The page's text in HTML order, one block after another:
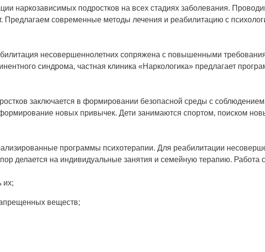
наркозависимых подростков на всех стадиях заболевания.
Предлагаем современные методы лечения и реабилитацию с
несовершеннолетних сопряжена с повышенными
синдрома, частная клиника «Наркологика» предлагает
заключается в формировании безопасной среды с соблюдением
новых привычек. Дети занимаются спортом, поиском
программы психотерапии. Для реабилитации
делается на индивидуальные занятия и семейную терапию. Работа
их;
веществ;